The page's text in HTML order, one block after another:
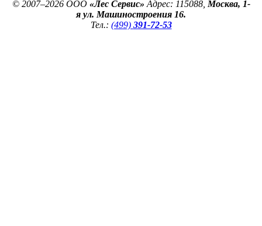
© 2007–2026 ООО «Лес Сервис» Адрес: 115088, Москва, 1-
я ул. Машиностроения 16.
Тел.: (499) 391-72-53